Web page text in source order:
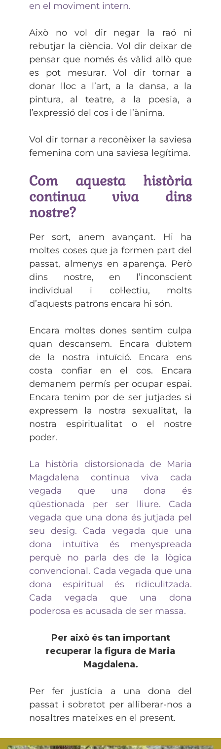
en el moviment intern.
Això no vol dir negar la raó ni
rebutjar la ciència. Vol dir deixar de
pensar que només és vàlid allò que
es pot mesurar. Vol dir tornar a
donar lloc a l’art, a la dansa, a la
pintura, al teatre, a la poesia, a
l’expressió del cos i de l’ànima.
Vol dir tornar a reconèixer la saviesa
femenina com una saviesa legítima.
Com aquesta història
continua viva dins
nostre?
Per sort, anem avançant. Hi ha
moltes coses que ja formen part del
passat, almenys en aparença. Però
dins nostre, en l’inconscient
individual i col·lectiu, molts
d’aquests patrons encara hi són.
Encara moltes dones sentim culpa
quan descansem. Encara dubtem
de la nostra intuïció. Encara ens
costa confiar en el cos. Encara
demanem permís per ocupar espai.
Encara tenim por de ser jutjades si
expressem la nostra sexualitat, la
nostra espiritualitat o el nostre
poder.
La història distorsionada de Maria
Magdalena continua viva cada
vegada que una dona és
qüestionada per ser lliure. Cada
vegada que una dona és jutjada pel
seu desig. Cada vegada que una
dona intuïtiva és menyspreada
perquè no parla des de la lògica
convencional. Cada vegada que una
dona espiritual és ridiculitzada.
Cada vegada que una dona
poderosa es acusada de ser massa.
Per això és tan important
recuperar la figura de Maria
Magdalena.
Per fer justícia a una dona del
passat i sobretot per alliberar-nos a
nosaltres mateixes en el present.